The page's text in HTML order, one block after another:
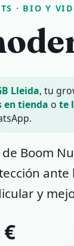
· BIO Y
Lleida, tu
en tienda o te
Boom
y